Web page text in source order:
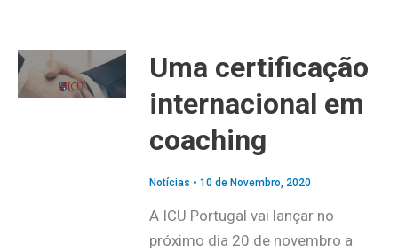
Uma certificação
internacional em
coaching
Notícias • 10 de Novembro, 2020
A ICU Portugal vai lançar no
próximo dia 20 de novembro a